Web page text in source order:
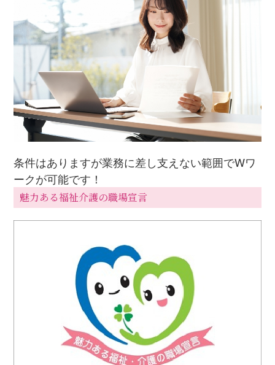
条件はありますが業務に差し支えない範囲でWワ
ークが可能です！
魅力ある福祉介護の職場宣言